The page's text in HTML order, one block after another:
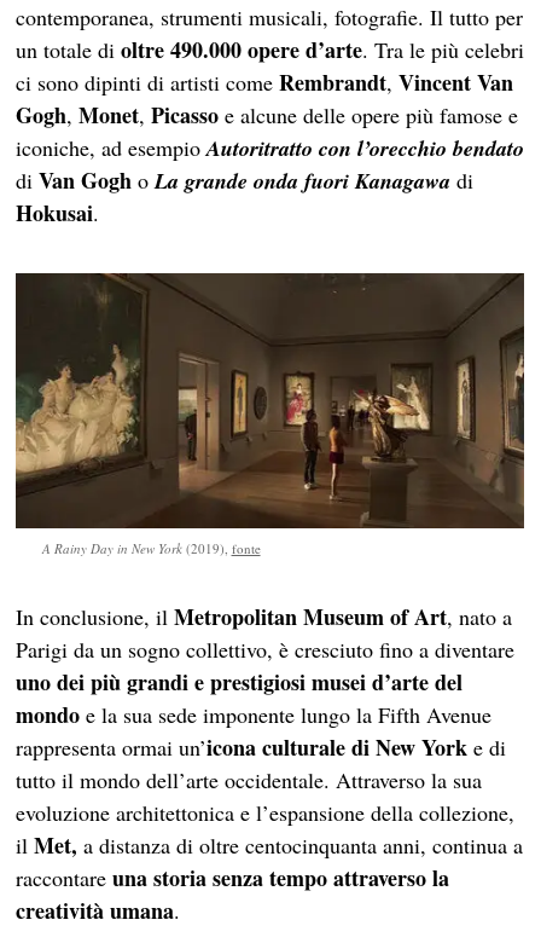
contemporanea, strumenti musicali, fotografie. Il tutto per
un totale dioltre 490.000 opere d’arte. Tra le più celebri
ci sono dipinti di artisti comeRembrandt,Vincent Van
Gogh,Monet,Picassoe alcune delle opere più famose e
iconiche, ad esempioAutoritratto con l’orecchio bendato
diVan Gogh oLa grande onda fuori Kanagawa di
Hokusai.
A Rainy Day in New York(2019), fonte
In conclusione, ilMetropolitan Museum of Art, nato a
Parigi da un sogno collettivo, è cresciuto fino a diventare
uno dei più grandi e prestigiosi musei d’arte del
mondo e la sua sede imponente lungo la Fifth Avenue
rappresenta ormai un’icona culturale di New York e di
tutto il mondo dell’arte occidentale. Attraverso la sua
evoluzione architettonica e l’espansione della collezione,
ilMet,a distanza di oltre centocinquanta anni, continua a
raccontareuna storia senza tempo attraverso la
creatività umana.